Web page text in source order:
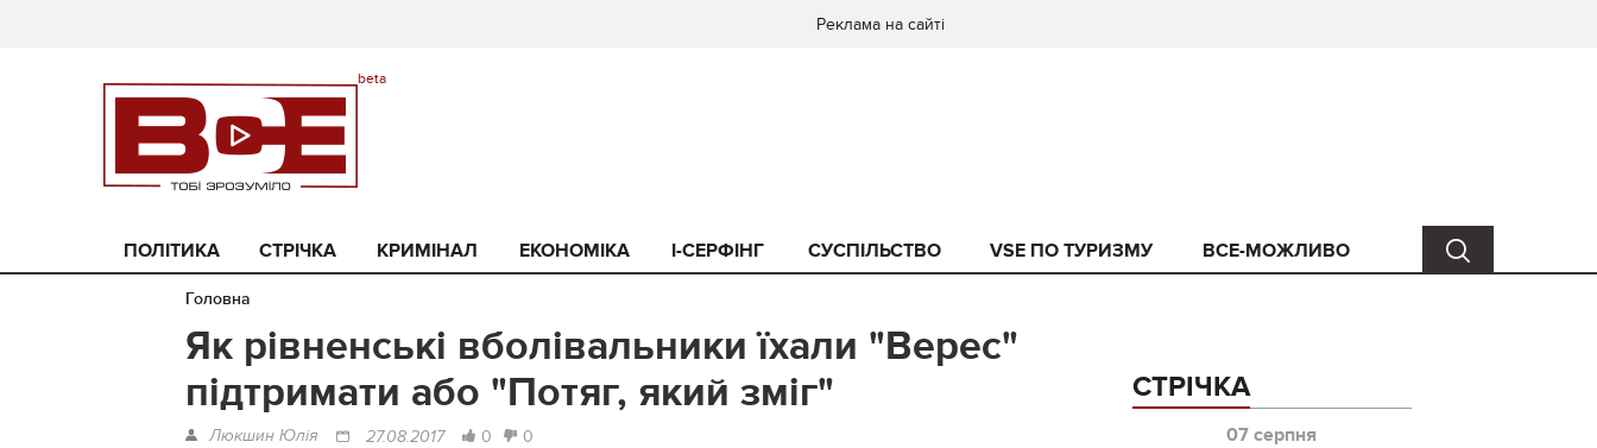
Реклама на сайті
ПОЛІТИКА СТРІЧКА КРИМІНАЛ ЕКОНОМІКА I-СЕРФІНГ СУСПІЛЬСТВО VSE ПО ТУРИЗМУ ВСЕ-МОЖЛИВО
Головна
Як рівненські вболівальники їхали "Верес"
підтримати або "Потяг, який зміг"
Люкшин Юлія 27.08.2017 0 0
СТРІЧКА
07 серпня